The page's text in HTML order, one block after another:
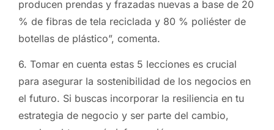
producen prendas y frazadas nuevas a base de 20
% de fibras de tela reciclada y 80 % poliéster de
botellas de plástico”, comenta.
6. Tomar en cuenta estas 5 lecciones es crucial
para asegurar la sostenibilidad de los negocios en
el futuro. Si buscas incorporar la resiliencia en tu
estrategia de negocio y ser parte del cambio,